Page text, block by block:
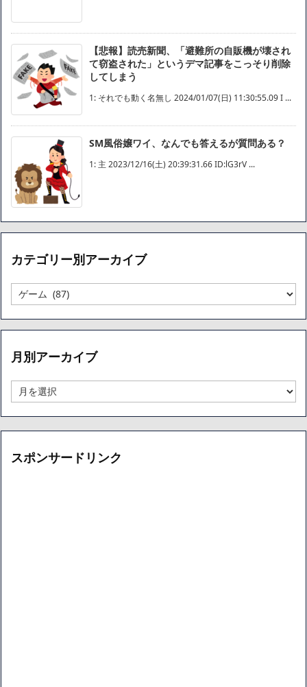
【悲報】読売新聞、「避難所の自販機が壊され
て窃盗された」というデマ記事をこっそり削除
してしまう
1: それでも動く名無し 2024/01/07(日) 11:30:55.09 I ...
SM風俗嬢ワイ、なんでも答えるが質問ある？
1: 主 2023/12/16(土) 20:39:31.66 ID:lG3rV ...
カテゴリー別アーカイブ
テ
ゴ
リ
別
ー
カ
月別アーカイブ
別
ア
ー
イ
スポンサードリンク